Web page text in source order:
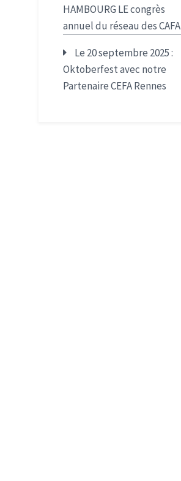
HAMBOURG LE congrès
annuel du réseau des CAFA
Le 20 septembre 2025 :
Oktoberfest avec notre
Partenaire CEFA Rennes